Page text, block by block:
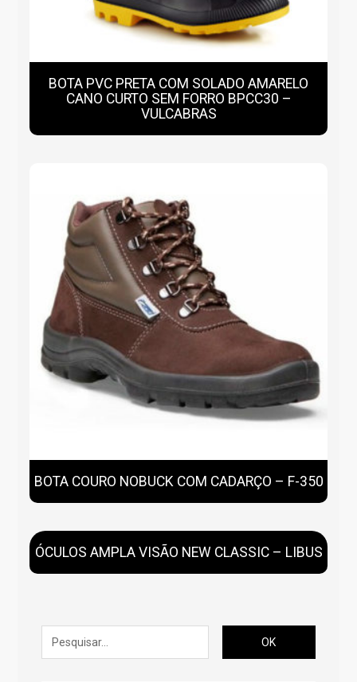
BOTA PVC PRETA COM SOLADO AMARELO
CANO CURTO SEM FORRO BPCC30 –
VULCABRAS
BOTA COURO NOBUCK COM CADARÇO – F-350
ÓCULOS AMPLA VISÃO NEW CLASSIC – LIBUS
OK